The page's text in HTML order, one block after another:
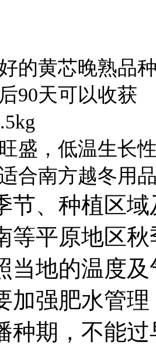
的黄芯晚熟品
90天可以收获
盛，低温生长
合南方越冬用
节、种植区
等平原地区
当地的温度
加强肥水管
种期，不能